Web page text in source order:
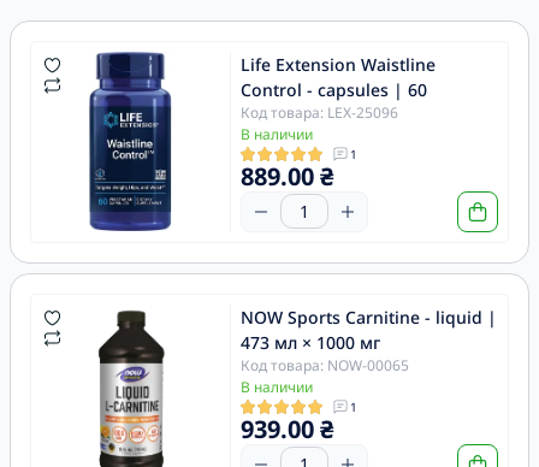
Life Extension Waistline
Control - capsules | 60
Код товара: LEX-25096
В наличии
1
889.00 ₴
NOW Sports Carnitine - liquid |
473 мл × 1000 мг
Код товара: NOW-00065
В наличии
1
939.00 ₴